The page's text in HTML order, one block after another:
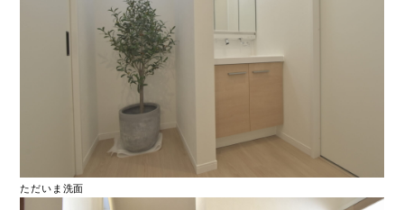
ただいま洗面